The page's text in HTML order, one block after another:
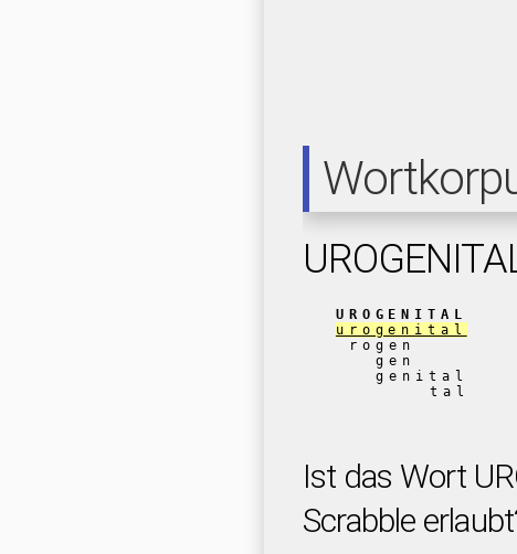
UROGENITAL
urogenital
rogen
gen
genital
tal
Ist das Wort
Scrabble